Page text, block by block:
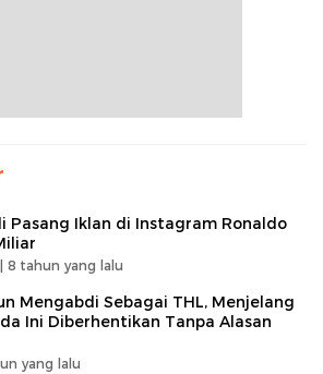
Pasang Iklan di Instagram Ronaldo
8 tahun yang lalu
Mengabdi Sebagai THL, Menjelang
Ini Diberhentikan Tanpa Alasan
yang lalu